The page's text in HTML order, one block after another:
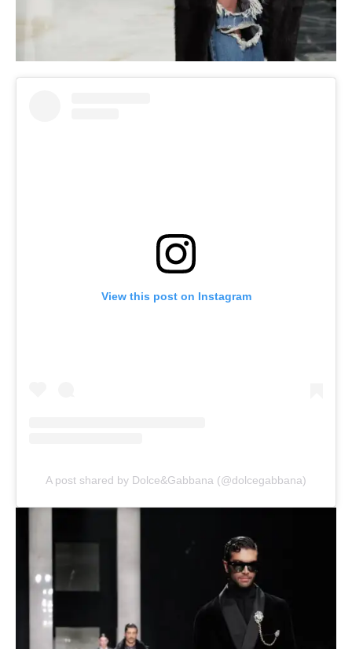
View this post on Instagram
A post shared by Dolce&Gabbana (@dolcegabbana)